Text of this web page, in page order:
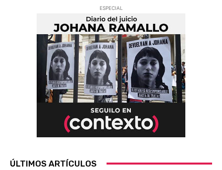
ESPECIAL
ÚLTIMOS ARTÍCULOS